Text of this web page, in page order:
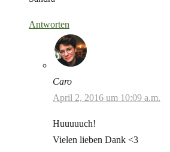
Antworten
Caro
April 2, 2016 um 10:09 a.m.
Huuuuuch!
Vielen lieben Dank <3